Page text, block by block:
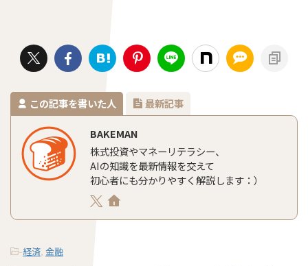
この記事を書いた人 最新記事
BAKEMAN
株式投資やマネーリテラシー、
AIの知識を最新情報を交えて
初心者にも分かりやすく解説します：）
-経済, 金融